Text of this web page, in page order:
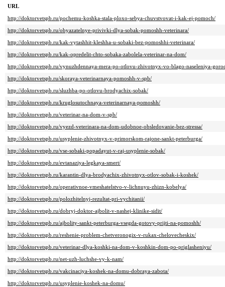
URL
http://doktorvetspb.ru/pochemu-koshka-stala-ploxo-sebya-chuvstvovat-i-kak-ej-pomoch/
http://doktorvetspb.ru/obyazatelnye-privivki-dlya-sobak-pomoshh-veterinara/
http://doktorvetspb.ru/kak-vytashhit-kleshha-u-sobaki-bez-pomoshhi-veterinara/
http://doktorvetspb.ru/kak-opredelit-chto-sobaka-zabolela-veterinar-na-dom/
http://doktorvetspb.ru/vynuzhdennaya-mera-po-otlovu-zhivotnyx-vo-blago-naseleniya-
http://doktorvetspb.ru/skoraya-veterinarnaya-pomoshh-v-spb/
http://doktorvetspb.ru/sluzhba-po-otlovu-brodyachix-sobak/
http://doktorvetspb.ru/kruglosutochnaya-veterinarnaya-pomoshh/
http://doktorvetspb.ru/veterinar-na-dom-v-spb/
http://doktorvetspb.ru/vyezd-veterinara-na-dom-udobnoe-obsledovanie-bez-stressa/
http://doktorvetspb.ru/usyplenie-zhivotnyx-v-primorskom-rajone-sankt-peterburga/
http://doktorvetspb.ru/vse-sobaki-popadayut-v-raj-usyplenie-sobak/
http://doktorvetspb.ru/evtanaziya-legkaya-smert/
http://doktorvetspb.ru/karantin-dlya-brodyachix-zhivotnyx-otlov-sobak-i-koshek/
http://doktorvetspb.ru/operativnoe-vmeshatelstvo-v-lichnuyu-zhizn-kobelya/
http://doktorvetspb.ru/polozhitelnyj-rezultat-pri-vychitanii/
http://doktorvetspb.ru/dobryj-doktor-ajbolit-v-nashej-klinike-sidit/
http://doktorvetspb.ru/ajbolity-sankt-peterburga-vsegda-gotovy-prijti-na-pomoshh/
http://doktorvetspb.ru/reshenie-problem-chetveronogix-v-rukax-chelovecheskix/
http://doktorvetspb.ru/veterinar-dlya-koshki-na-dom-v-koshkin-dom-po-priglasheniyu/
http://doktorvetspb.ru/net-uzh-luchshe-vy-k-nam/
http://doktorvetspb.ru/vakcinaciya-koshek-na-domu-dobraya-zabota/
http://doktorvetspb.ru/usyplenie-koshek-na-domu/